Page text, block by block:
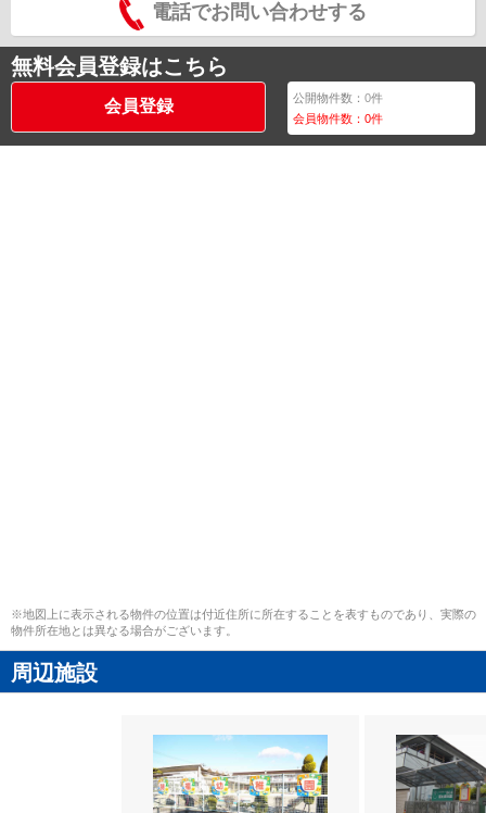
電話でお問い合わせする
無料会員登録はこちら
会員登録 公開物件数：0件
会員物件数：0件
※地図上に表示される物件の位置は付近住所に所在することを表すものであり、実際の
物件所在地とは異なる場合がございます。
周辺施設